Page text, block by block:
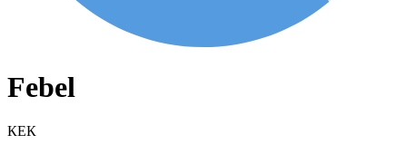
Febel
КЕК